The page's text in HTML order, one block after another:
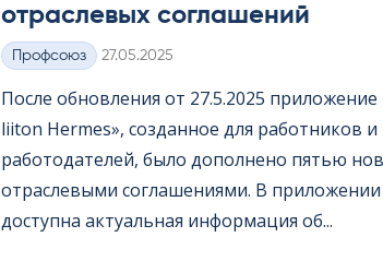
отраслевых соглашений
Категории
Профсоюз Kirjoitettu
27.05.2025
После обновления от 27.5.2025
lii­ton Her­mes», созданное для работников и
работодателей, было дополнено пятью
отраслевыми соглашениями. В
доступна актуальная информация об...